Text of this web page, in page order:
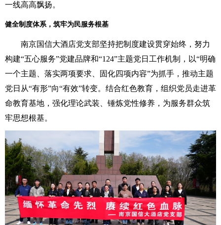
一线高高飘扬。
健全制度体系，筑牢为民服务根基
南京国信大酒店党支部坚持把制度建设贯穿始终，努力
构建“五心服务”党建品牌和“124”主题党日工作机制，以“明确
一个主题、落实两项要求、固化四项内容”为抓手，推动主题
党日从“有形”向“有效”转变。结合红色教育，组织党员走进革
命教育基地，强化理论武装、锤炼党性修养，为服务群众筑
牢思想根基。